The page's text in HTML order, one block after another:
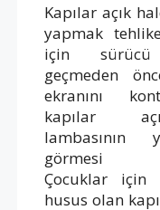
Kapılar açık
yapmak
için sürücü
geçmeden
ekranını
kapılar
lambasının
görmesi
Çocuklar için
husus olan